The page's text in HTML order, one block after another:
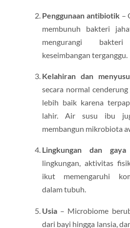
Penggunaan antibiotik–
membunuh bakteri
mengurangi
keseimbangan terganggu.
Kelahiran dan
secara normal
lebih baik karena
lahir. Air susu ibu
membangun mikrobiota
Lingkungan dan
lingkungan, aktivitas
ikut memengaruhi
dalam tubuh.
Usia– Microbiome
dari bayi hingga lansia,